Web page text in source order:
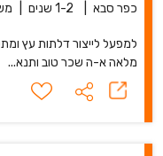
כפר סבא 1-2 שנים
למפעל לייצור דלתות עץ
מלאה א-ה שכר טוב ותנא...